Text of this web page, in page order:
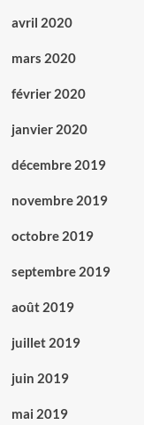
avril 2020
mars 2020
février 2020
janvier 2020
décembre 2019
novembre 2019
octobre 2019
septembre 2019
août 2019
juillet 2019
juin 2019
mai 2019